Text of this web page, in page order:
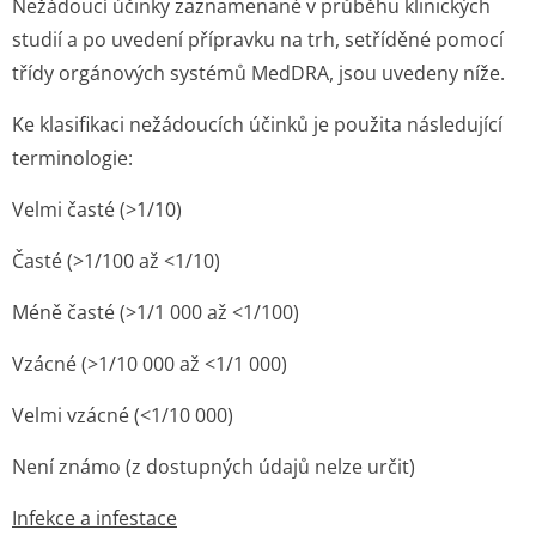
Nežádoucí účinky zaznamenané v průběhu klinických
studií a po uvedení přípravku na trh, setříděné pomocí
třídy orgánových systémů MedDRA, jsou uvedeny níže.
Ke klasifikaci nežádoucích účinků je použita následující
terminologie:
Velmi časté (>1/10)
Časté (>1/100 až <1/10)
Méně časté (>1/1 000 až <1/100)
Vzácné (>1/10 000 až <1/1 000)
Velmi vzácné (<1/10 000)
Není známo (z dostupných údajů nelze určit)
Infekce a infestace